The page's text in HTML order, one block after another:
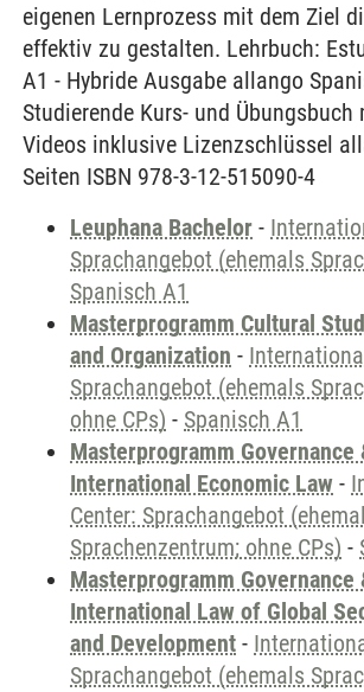
eigenen Lernprozess mit dem Ziel
effektiv zu gestalten. Lehrbuch:
A1 - Hybride Ausgabe allango
Studierende Kurs- und
Videos inklusive Lizenzschlüssel
Seiten ISBN 978-3-12-515090-4
Leuphana Bachelor -
Sprachangebot (ehemals
Spanisch A1
Masterprogramm Cultural
and Organization -
Sprachangebot (ehemals
ohne CPs) - Spanisch A1
Masterprogramm Governance
International Economic Law -
Center: Sprachangebot
Sprachenzentrum; ohne CPs) -
Masterprogramm Governance
International Law of Global
and Development -
Sprachangebot (ehemals